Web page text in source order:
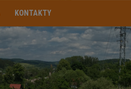
KONTAKTY